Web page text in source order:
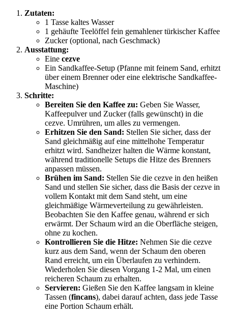
Zutaten:
1 Tasse kaltes Wasser
1 gehäufte Teelöffel fein gemahlener türkischer Kaffee
Zucker (optional, nach Geschmack)
Ausstattung:
Eine cezve
Ein Sandkaffee-Setup (Pfanne mit feinem Sand, erhitzt
über einem Brenner oder eine elektrische Sandkaffee-
Maschine)
Schritte:
Bereiten Sie den Kaffee zu: Geben Sie Wasser,
Kaffeepulver und Zucker (falls gewünscht) in die
cezve. Umrühren, um alles zu vermengen.
Erhitzen Sie den Sand: Stellen Sie sicher, dass der
Sand gleichmäßig auf eine mittelhohe Temperatur
erhitzt wird. Sandheizer halten die Wärme konstant,
während traditionelle Setups die Hitze des Brenners
anpassen müssen.
Brühen im Sand: Stellen Sie die cezve in den heißen
Sand und stellen Sie sicher, dass die Basis der cezve in
vollem Kontakt mit dem Sand steht, um eine
gleichmäßige Wärmeverteilung zu gewährleisten.
Beobachten Sie den Kaffee genau, während er sich
erwärmt. Der Schaum wird an die Oberfläche steigen,
ohne zu kochen.
Kontrollieren Sie die Hitze: Nehmen Sie die cezve
kurz aus dem Sand, wenn der Schaum den oberen
Rand erreicht, um ein Überlaufen zu verhindern.
Wiederholen Sie diesen Vorgang 1-2 Mal, um einen
reicheren Schaum zu erhalten.
Servieren: Gießen Sie den Kaffee langsam in kleine
Tassen (fincans), dabei darauf achten, dass jede Tasse
eine Portion Schaum erhält.